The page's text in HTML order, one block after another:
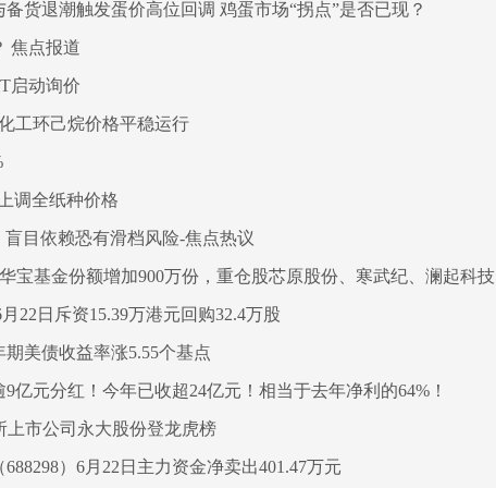
货退潮触发蛋价高位回调 鸡蛋市场“拐点”是否已现？
焦点报道
启动询价
工环己烷价格平稳运行
调全纸种价格
目依赖恐有滑档风险-焦点热议
宝基金份额增加900万份，重仓股芯原股份、寒武纪、澜起科技
22日斥资15.39万港元回购32.4万股
美债收益率涨5.55个基点
亿元分红！今年已收超24亿元！相当于去年净利的64%！
上市公司永大股份登龙虎榜
）6月22日主力资金净卖出401.47万元